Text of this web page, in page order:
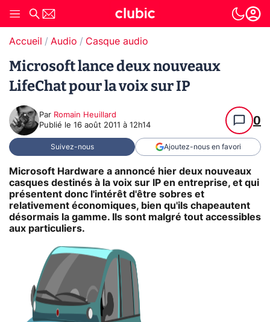
Accueil Audio Casque audio
Microsoft lance deux nouveaux
LifeChat pour la voix sur IP
Par Romain Heuillard
Publié le 16 août 2011 à 12h14 0
Suivez-nous Ajoutez-nous en favori
Microsoft Hardware a annoncé hier deux nouveaux
casques destinés à la voix sur IP en entreprise, et qui
présentent donc l'intérêt d'être sobres et
relativement économiques, bien qu'ils chapeautent
désormais la gamme. Ils sont malgré tout accessibles
aux particuliers.